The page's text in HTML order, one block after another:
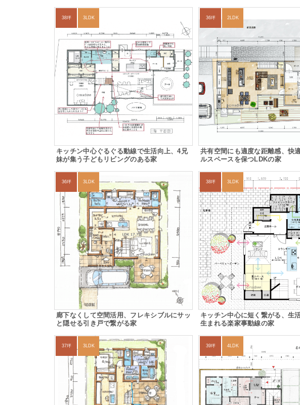
38坪 3LDK
キッチン中心ぐるぐる動線で生活向上、4兄
妹が集う子どもリビングのある家
36坪 2LDK
共有空間にも適度な距離感、快
ルスペースを保つLDKの家
36坪 3LDK
廊下なくして空間活用、フレキシブルにサッ
と隠せる引き戸で繋がる家
38坪 3LDK
キッチン中心に短く繋がる、生
生まれる楽家事動線の家
37坪 3LDK 39坪 4LDK